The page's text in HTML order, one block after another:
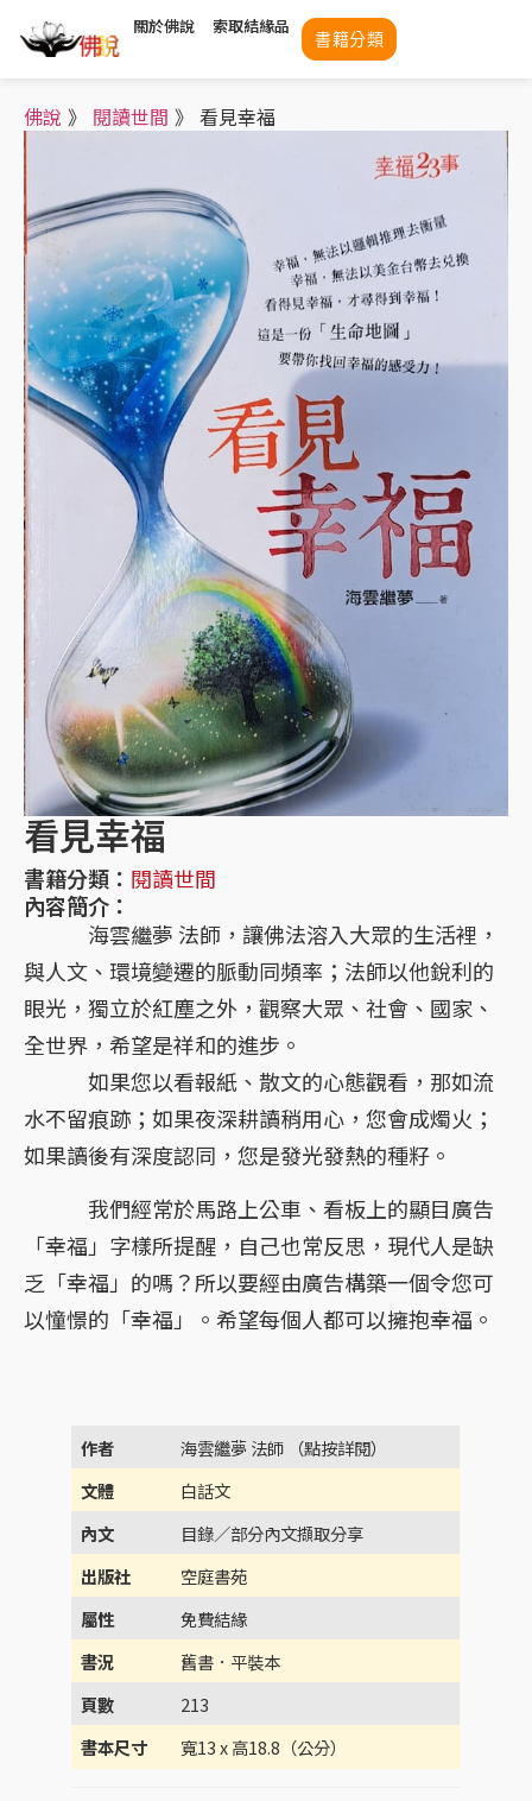
關於佛說 索取結緣品
書籍分類
佛說 》 閱讀世間 》 看見幸福
看見幸福
書籍分類： 閱讀世間
內容簡介：
海雲繼夢 法師，讓佛法溶入大眾的生活裡，
與人文、環境變遷的脈動同頻率；法師以他銳利的
眼光，獨立於紅塵之外，觀察大眾、社會、國家、
全世界，希望是祥和的進步。
如果您以看報紙、散文的心態觀看，那如流
水不留痕跡；如果夜深耕讀稍用心，您會成燭火；
如果讀後有深度認同，您是發光發熱的種籽。
我們經常於馬路上公車、看板上的顯目廣告
「幸福」字樣所提醒，自己也常反思，現代人是缺
乏「幸福」的嗎？所以要經由廣告構築一個令您可
以憧憬的「幸福」。希望每個人都可以擁抱幸福。
作者 海雲繼夢 法師 （點按詳閱）
文體 白話文
內文 目錄／部分內文擷取分享
出版社 空庭書苑
屬性免費結緣
書況 舊書．平裝本
頁數 213
書本尺寸寬13 x 高18.8（公分）